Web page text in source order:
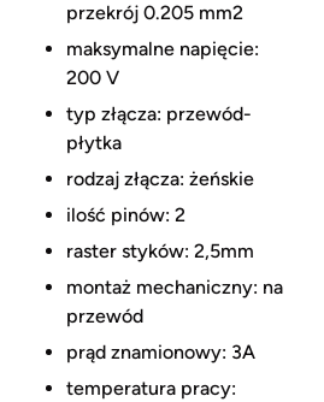
przekrój 0.205 mm2
maksymalne napięcie:
200 V
typ złącza: przewód-
płytka
rodzaj złącza: żeńskie
ilość pinów: 2
raster styków: 2,5mm
montaż mechaniczny: na
przewód
prąd znamionowy: 3A
temperatura pracy: